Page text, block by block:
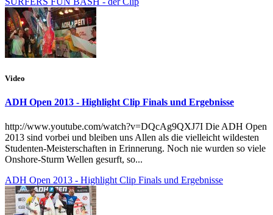
Video
ADH Open 2013 - Highlight Clip Finals und Ergebnisse
http://www.youtube.com/watch?v=DQcAg9QXJ7I Die ADH Open
2013 sind vorbei und bleiben uns Allen als die vielleicht wildesten
Studenten-Meisterschaften in Erinnerung. Noch nie wurden so viele
Onshore-Sturm Wellen gesurft, so...
ADH Open 2013 - Highlight Clip Finals und Ergebnisse